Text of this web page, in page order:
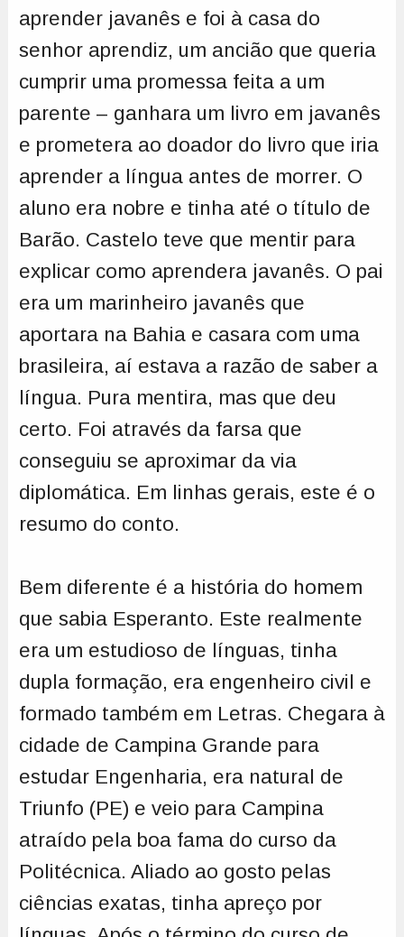
aprender javanês e foi à casa do
senhor aprendiz, um ancião que queria
cumprir uma promessa feita a um
parente – ganhara um livro em javanês
e prometera ao doador do livro que iria
aprender a língua antes de morrer. O
aluno era nobre e tinha até o título de
Barão. Castelo teve que mentir para
explicar como aprendera javanês. O pai
era um marinheiro javanês que
aportara na Bahia e casara com uma
brasileira, aí estava a razão de saber a
língua. Pura mentira, mas que deu
certo. Foi através da farsa que
conseguiu se aproximar da via
diplomática. Em linhas gerais, este é o
resumo do conto.
Bem diferente é a história do homem
que sabia Esperanto. Este realmente
era um estudioso de línguas, tinha
dupla formação, era engenheiro civil e
formado também em Letras. Chegara à
cidade de Campina Grande para
estudar Engenharia, era natural de
Triunfo (PE) e veio para Campina
atraído pela boa fama do curso da
Politécnica. Aliado ao gosto pelas
ciências exatas, tinha apreço por